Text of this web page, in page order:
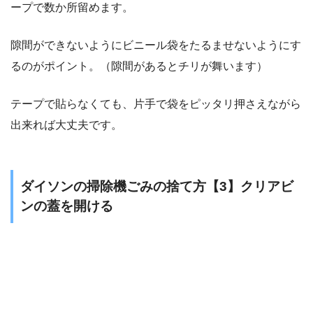
ープで数か所留めます。
隙間ができないようにビニール袋をたるませないようにす
るのがポイント。（隙間があるとチリが舞います）
テープで貼らなくても、片手で袋をピッタリ押さえながら
出来れば大丈夫です。
ダイソンの掃除機ごみの捨て方【3】クリアビ
ンの蓋を開ける